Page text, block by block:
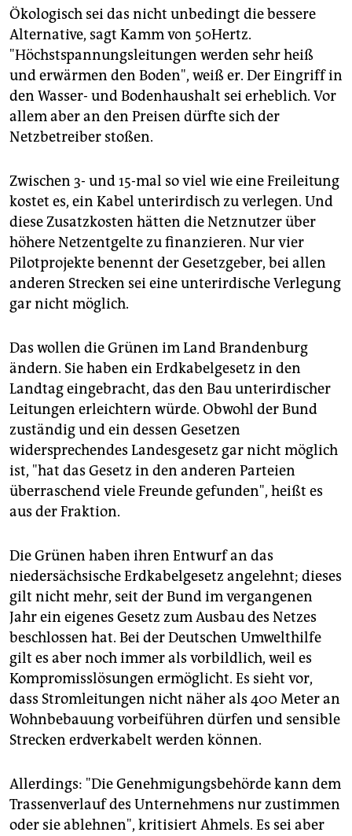
Ökologisch sei das nicht unbedingt die bessere
Alternative, sagt Kamm von 50Hertz.
"Höchstspannungsleitungen werden sehr heiß
und erwärmen den Boden", weiß er. Der Eingriff in
den Wasser- und Bodenhaushalt sei erheblich. Vor
allem aber an den Preisen dürfte sich der
Netzbetreiber stoßen.
Zwischen 3- und 15-mal so viel wie eine Freileitung
kostet es, ein Kabel unterirdisch zu verlegen. Und
diese Zusatzkosten hätten die Netznutzer über
höhere Netzentgelte zu finanzieren. Nur vier
Pilotprojekte benennt der Gesetzgeber, bei allen
anderen Strecken sei eine unterirdische Verlegung
gar nicht möglich.
Das wollen die Grünen im Land Brandenburg
ändern. Sie haben ein Erdkabelgesetz in den
Landtag eingebracht, das den Bau unterirdischer
Leitungen erleichtern würde. Obwohl der Bund
zuständig und ein dessen Gesetzen
widersprechendes Landesgesetz gar nicht möglich
ist, "hat das Gesetz in den anderen Parteien
überraschend viele Freunde gefunden", heißt es
aus der Fraktion.
Die Grünen haben ihren Entwurf an das
niedersächsische Erdkabelgesetz angelehnt; dieses
gilt nicht mehr, seit der Bund im vergangenen
Jahr ein eigenes Gesetz zum Ausbau des Netzes
beschlossen hat. Bei der Deutschen Umwelthilfe
gilt es aber noch immer als vorbildlich, weil es
Kompromisslösungen ermöglicht. Es sieht vor,
dass Stromleitungen nicht näher als 400 Meter an
Wohnbebauung vorbeiführen dürfen und sensible
Strecken erdverkabelt werden können.
Allerdings: "Die Genehmigungsbehörde kann dem
Trassenverlauf des Unternehmens nur zustimmen
oder sie ablehnen", kritisiert Ahmels. Es sei aber